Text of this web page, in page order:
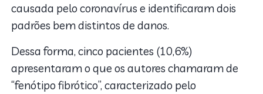
causada pelo coronavírus e identificaram dois
padrões bem distintos de danos.
Dessa forma, cinco pacientes (10,6%)
apresentaram o que os autores chamaram de
“fenótipo fibrótico”, caracterizado pelo